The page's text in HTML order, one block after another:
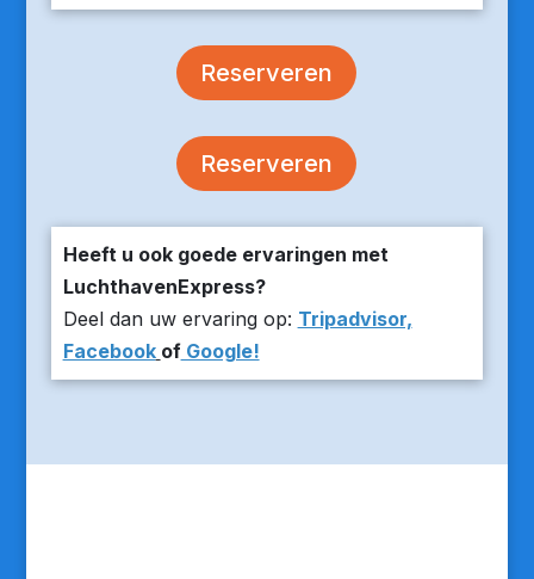
Reserveren
Reserveren
Heeft u ook goede ervaringen met
LuchthavenExpress?
Deel dan uw ervaring op: Tripadvisor,
Facebook ofGoogle!